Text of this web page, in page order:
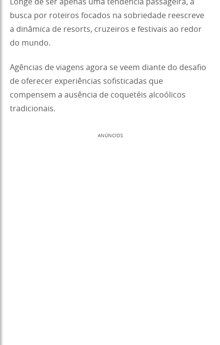
Longe de ser apenas uma tendência passageira, a
busca por roteiros focados na sobriedade reescreve
a dinâmica de resorts, cruzeiros e festivais ao redor
do mundo.
Agências de viagens agora se veem diante do desafio
de oferecer experiências sofisticadas que
compensem a ausência de coquetéis alcoólicos
tradicionais.
ANÚNCIOS